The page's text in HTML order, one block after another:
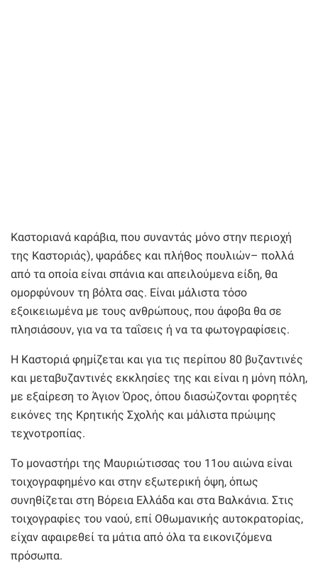
Καστοριανά καράβια, που συναντάς μόνο στην περιοχή
της Καστοριάς), ψαράδες και πλήθος πουλιών– πολλά
από τα οποία είναι σπάνια και απειλούμενα είδη, θα
ομορφύνουν τη βόλτα σας. Είναι μάλιστα τόσο
εξοικειωμένα με τους ανθρώπους, που άφοβα θα σε
πλησιάσουν, για να τα ταΐσεις ή να τα φωτογραφίσεις.
Η Καστοριά φημίζεται και για τις περίπου 80 βυζαντινές
και μεταβυζαντινές εκκλησίες της και είναι η μόνη πόλη,
με εξαίρεση το Άγιον Όρος, όπου διασώζονται φορητές
εικόνες της Κρητικής Σχολής και μάλιστα πρώιμης
τεχνοτροπίας.
Το μοναστήρι της Μαυριώτισσας του 11ου αιώνα είναι
τοιχογραφημένο και στην εξωτερική όψη, όπως
συνηθίζεται στη Βόρεια Ελλάδα και στα Βαλκάνια. Στις
τοιχογραφίες του ναού, επί Οθωμανικής αυτοκρατορίας,
είχαν αφαιρεθεί τα μάτια από όλα τα εικονιζόμενα
πρόσωπα.